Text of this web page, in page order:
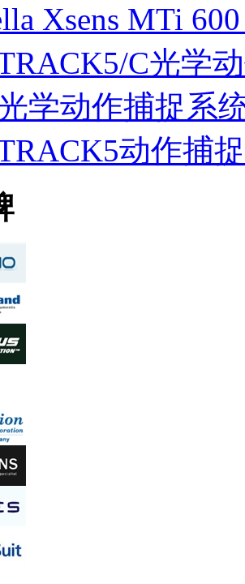
Xsens MTi
C光学
学动作捕捉系
动作捕